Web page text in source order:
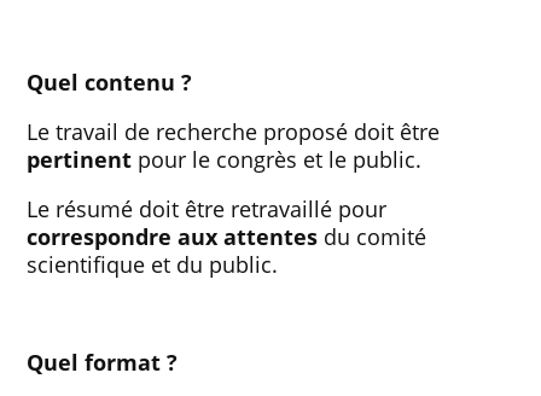
Quel contenu ?
Le travail de recherche proposé doit être
pertinent pour le congrès et le public.
Le résumé doit être retravaillé pour
correspondre aux attentes du comité
scientifique et du public.
Quel format ?